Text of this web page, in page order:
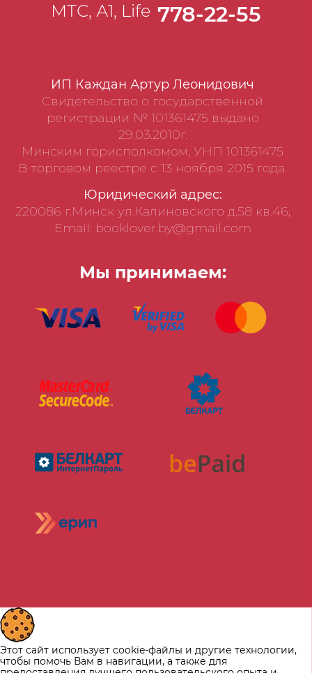
ИП Каждан Артур Леонидович
Свидетельство о государственной
регистрации № 101361475 выдано
29.03.2010г.
Минским горисполкомом, УНП 101361475
В торговом реестре с 13 ноября 2015 года.
Юридический адрес:
220086 г.Минск ул.Калиновского д.58 кв.46,
Email: booklover.by@gmail.com
Мы принимаем:
МТС, А1, Life 778-22-55
Этот сайт использует cookie-файлы и другие технологии,
чтобы помочь Вам в навигации, а также для